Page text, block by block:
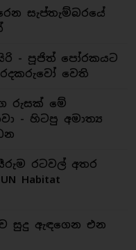
සැප්තැම්බරයේ
- පූජිත් පෝරකයට
වෙති
රුසක් මේ
- හිටපු අමාත්‍ය
රටවල් අතර
Habitat
සුදු ඇඳගෙන එන